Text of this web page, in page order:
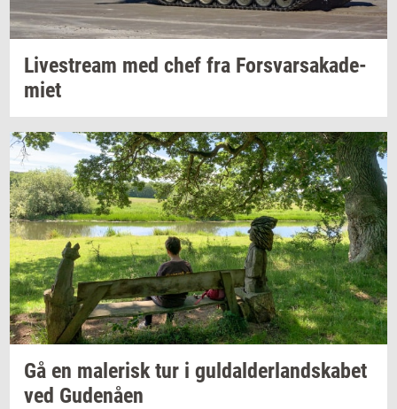
Li­ve­stream med chef fra For­svar­sa­ka­de­
mi­et
Gå en ma­le­risktur i gul­dal­der­land­ska­bet
ved Gu­denå­en